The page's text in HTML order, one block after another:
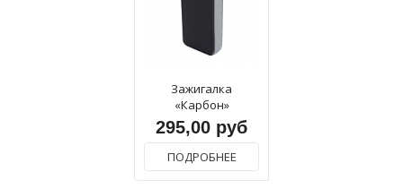
Зажигалка
«Карбон»
295,00 руб
ПОДРОБНЕЕ